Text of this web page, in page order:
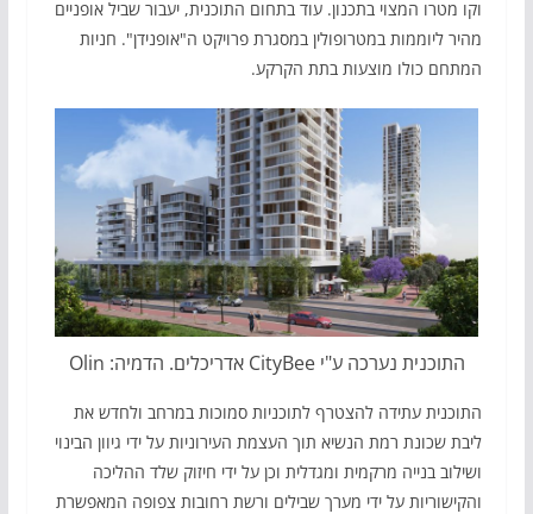
וקו מטרו המצוי בתכנון. עוד בתחום התוכנית, יעבור שביל אופניים
מהיר ליוממות במטרופולין במסגרת פרויקט ה"אופנידן". חניות
המתחם כולו מוצעות בתת הקרקע.
התוכנית נערכה ע"י CityBee אדריכלים. הדמיה: Olin
התוכנית עתידה להצטרף לתוכניות סמוכות במרחב ולחדש את
ליבת שכונת רמת הנשיא תוך העצמת העירוניות על ידי גיוון הבינוי
ושילוב בנייה מרקמית ומגדלית וכן על ידי חיזוק שלד ההליכה
והקישוריות על ידי מערך שבילים ורשת רחובות צפופה המאפשרת